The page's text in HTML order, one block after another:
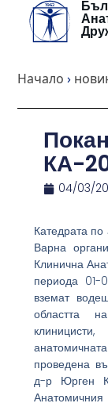
content
Начало ›
КА-
04/03/
Катедрата
Варна
Клинична
периода 01-
вземат
областта
проведена
д-р Юрген